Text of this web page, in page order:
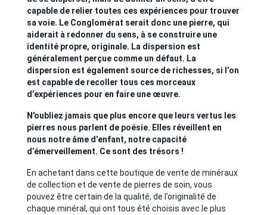
capable de relier toutes ces expériences pour trouver
sa voie. Le Conglomérat serait donc une pierre, qui
aiderait à redonner du sens, à se construire une
identité propre, originale. La dispersion est
généralement perçue comme un défaut. La
dispersion est également source de richesses, si l’on
est capable de recoller tous ces morceaux
d’expériences pour en faire une œuvre.
N'oubliez jamais que plus encore que leurs vertus les
pierres nous parlent de poésie. Elles réveillent en
nous notre âme d’enfant, notre capacité
d’émerveillement. Ce sont des trésors !
En achetant dans cette boutique de vente de minéraux
de collection et de vente de pierres de soin, vous
pouvez être certain de la qualité, de l’originalité de
chaque minéral, qui ont tous été choisis avec le plus